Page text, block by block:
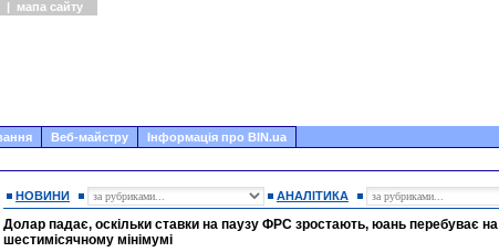
| мапа сайту
Веб-майстру Інформація про BIN.ua
НОВИНИ АНАЛІТИКА
Долар падає, оскільки ставки на паузу ФРС зростають, юань перебуває на
шестимісячному мінімумі